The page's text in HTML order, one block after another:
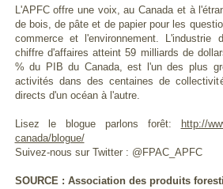
L'APFC offre une voix, au Canada et à
de bois, de pâte et de papier pour les
commerce et l'environnement.
chiffre d'affaires atteint 59 milliards de
% du PIB du Canada, est l'un des plus
activités dans des centaines de
directs d'un océan à l'autre.
Lisez le blogue parlons forêt:
http://
canada/blogue/
Suivez-nous sur Twitter : @FPAC_APFC
SOURCE : Association des produits